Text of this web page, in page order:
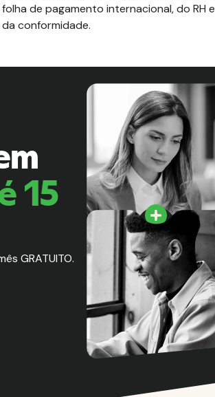
folha de pagamento internacional, do RH e
da conformidade.
15
GRATUITO.